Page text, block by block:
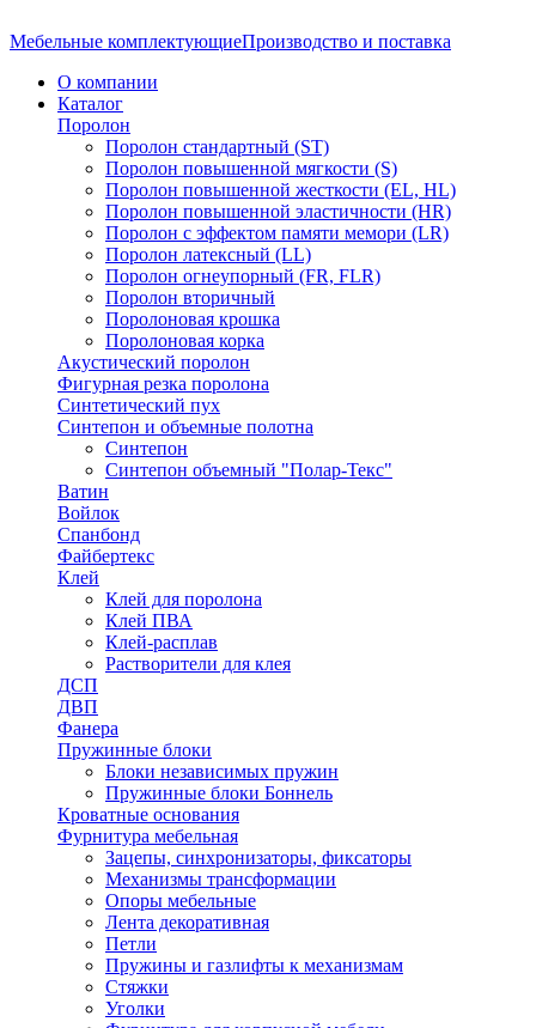
Мебельные комплектующиеПроизводство и поставка
О компании
Каталог
Поролон
Поролон стандартный (ST)
Поролон повышенной мягкости (S)
Поролон повышенной жесткости (EL, HL)
Поролон повышенной эластичности (HR)
Поролон с эффектом памяти мемори (LR)
Поролон латексный (LL)
Поролон огнеупорный (FR, FLR)
Поролон вторичный
Поролоновая крошка
Поролоновая корка
Акустический поролон
Фигурная резка поролона
Синтетический пух
Синтепон и объемные полотна
Синтепон
Синтепон объемный "Полар-Текс"
Ватин
Войлок
Спанбонд
Файбертекс
Клей
Клей для поролона
Клей ПВА
Клей-расплав
Растворители для клея
ДСП
ДВП
Фанера
Пружинные блоки
Блоки независимых пружин
Пружинные блоки Боннель
Кроватные основания
Фурнитура мебельная
Зацепы, синхронизаторы, фиксаторы
Механизмы трансформации
Опоры мебельные
Лента декоративная
Петли
Пружины и газлифты к механизмам
Стяжки
Уголки